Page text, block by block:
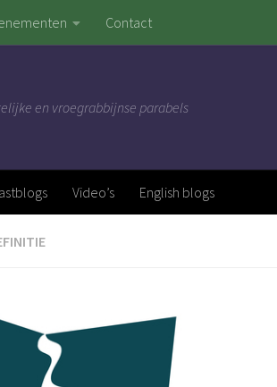
Contact
en vroegrabbijnse parabels
Video’s English blogs